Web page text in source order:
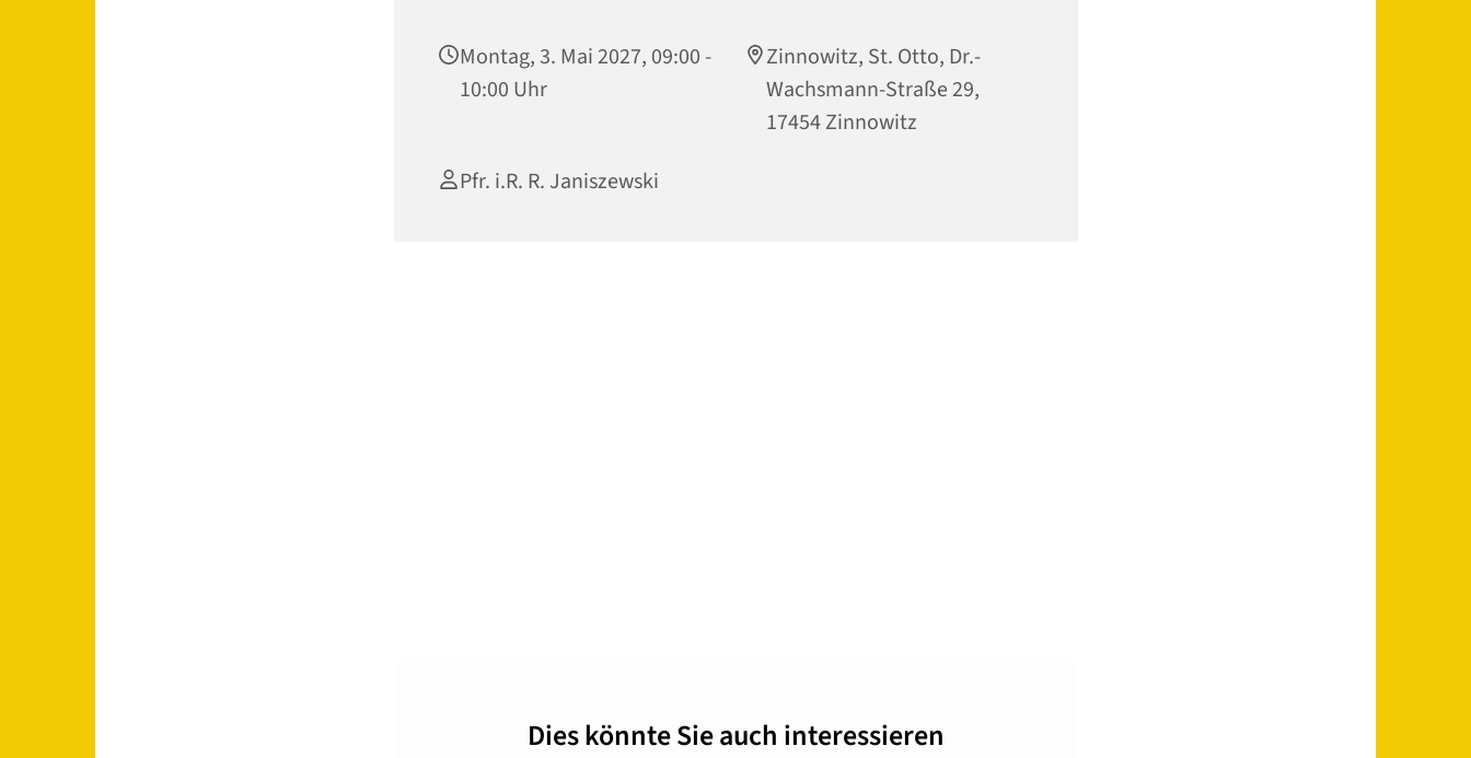
Montag, 3. Mai 2027, 09:00 -
10:00 Uhr
Zinnowitz, St. Otto, Dr.-
Wachsmann-Straße 29,
17454 Zinnowitz
Pfr. i.R. R. Janiszewski
Dies könnte Sie auch interessieren